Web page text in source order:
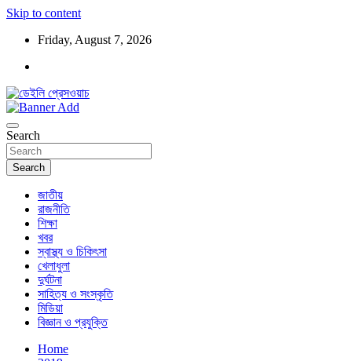
Skip to content
Friday, August 7, 2026
ডেইলি প্রেসওয়াচ
Search
Search
জাতীয়
রাজনীতি
শিক্ষা
খবর
স্বাস্থ্য ও চিকিৎসা
খেলাধুলা
দুর্ঘটনা
সাহিত্য ও সংস্কৃতি
মিডিয়া
বিজ্ঞান ও প্রযুক্তি
Home